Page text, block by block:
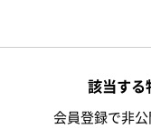
該当する
会員登録で非